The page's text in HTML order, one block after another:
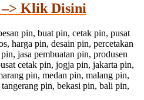
–> Klik Disini
pin, buat pin, cetak pin, pusat
harga pin, desain pin, percetakan
jasa pembuatan pin, produsen
cetak pin, jogja pin, jakarta pin,
pin, medan pin, malang pin,
pin, bekasi pin, bali pin,